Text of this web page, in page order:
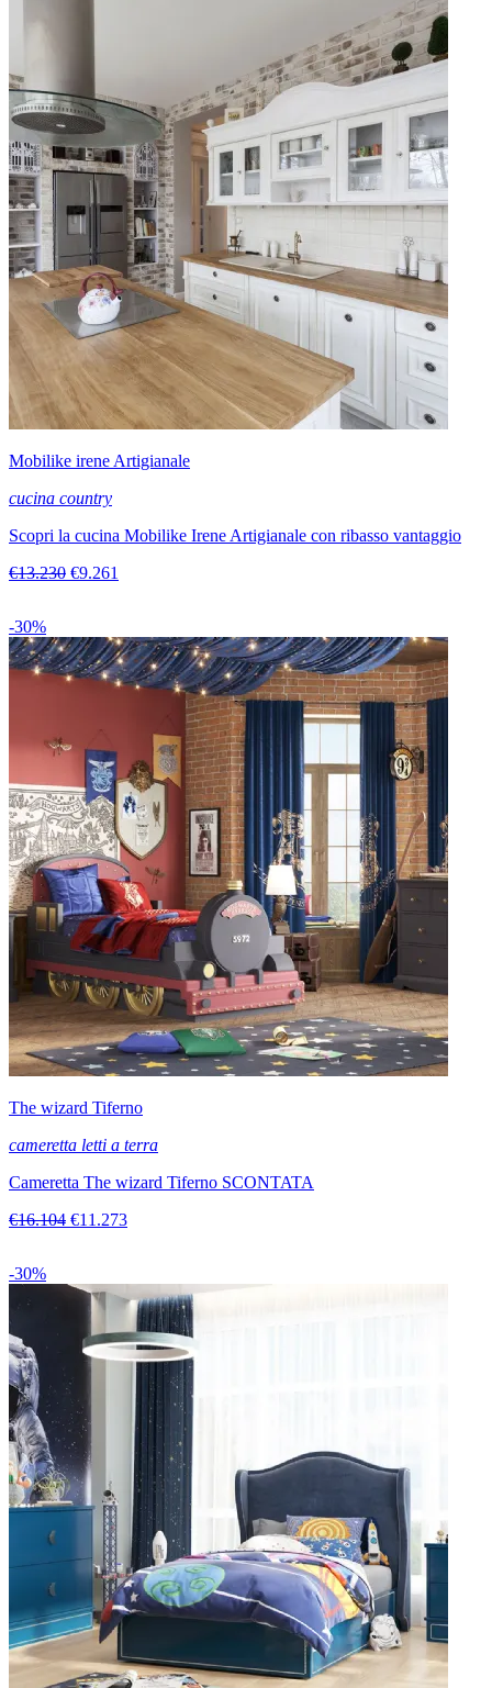
Mobilike irene Artigianale
cucina country
Scopri la cucina Mobilike Irene Artigianale con ribasso vantaggio
€13.230 €9.261
-30%
The wizard Tiferno
cameretta letti a terra
Cameretta The wizard Tiferno SCONTATA
€16.104 €11.273
-30%